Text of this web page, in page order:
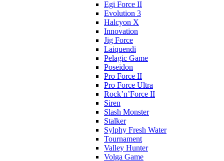
Egi Force II
Evolution 3
Halcyon X
Innovation
Jig Force
Laiquendi
Pelagic Game
Poseidon
Pro Force II
Pro Force Ultra
Rock’n’Force II
Siren
Slash Monster
Stalker
Sylphy Fresh Water
Tournament
Valley Hunter
Volga Game